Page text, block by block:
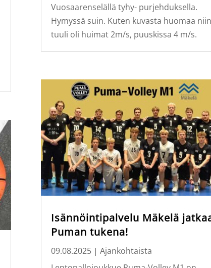
Vuosaarenselällä tyhy- purjehduksella.
Hymyssä suin. Kuten kuvasta huomaa
tuuli oli huimat 2m/s, puuskissa 4 m/s.
Isännöintipalvelu Mäkelä
Puman tukena!
09.08.2025 |Ajankohtaista